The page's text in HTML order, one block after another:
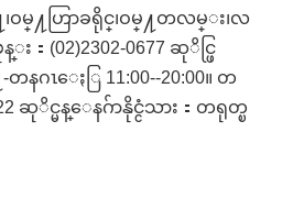
မ္႔ဟြာခရိုင္၊ဝမ္႔တလမ္း၊လ
：(02)2302-0677 ဆုိင္ဖြ
ဂၤေႏြ 11:00--20:00။ တ
ဆုိင္မန္ေနဂ်ာနိုင္ငံသား：တရုတ္ၿ